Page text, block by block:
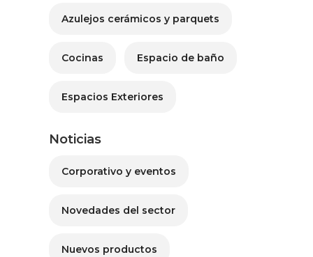
Azulejos cerámicos y parquets
Cocinas Espacio de baño
Espacios Exteriores
Noticias
Corporativo y eventos
Novedades del sector
Nuevos productos